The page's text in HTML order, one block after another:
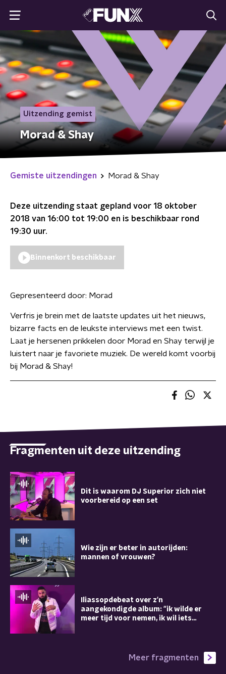
Uitzending gemist
Morad & Shay
Gemiste uitzendingen Morad & Shay
Deze uitzending staat gepland voor 18 oktober
2018 van 16:00 tot 19:00 en is beschikbaar rond
19:30 uur.
Binnenkort beschikbaar
Gepresenteerd door: Morad
Verfris je brein met de laatste updates uit het nieuws,
bizarre facts en de leukste interviews met een twist.
Laat je hersenen prikkelen door Morad en Shay terwijl je
luistert naar je favoriete muziek. De wereld komt voorbij
bij Morad & Shay!
Fragmenten uit deze uitzending
Dit is waarom DJ Superior zich niet
voorbereid op een set
Wie zijn er beter in autorijden:
mannen of vrouwen?
Iliassopdebeat over z'n
aangekondigde album: "ik wilde er
meer tijd voor nemen, ik wil iets
Meer fragmenten